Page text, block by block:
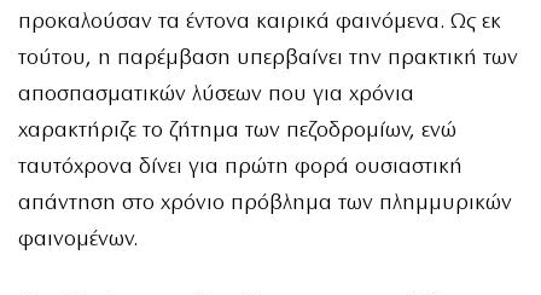
προκαλούσαν τα έντονα καιρικά φαινόμενα. Ως εκ
τούτου, η παρέμβαση υπερβαίνει την πρακτική των
αποσπασματικών λύσεων που για χρόνια
χαρακτήριζε το ζήτημα των πεζοδρομίων, ενώ
ταυτόχρονα δίνει για πρώτη φορά ουσιαστική
απάντηση στο χρόνιο πρόβλημα των πλημμυρικών
φαινομένων.